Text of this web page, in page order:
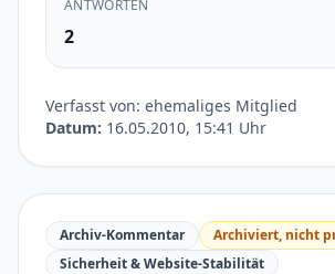
ANTWORTEN
2
Verfasst von: ehemaliges Mitglied
Datum: 16.05.2010, 15:41 Uhr
Archiv-Kommentar
Archiviert, nicht
Sicherheit & Website-Stabilität